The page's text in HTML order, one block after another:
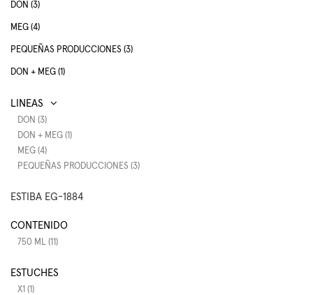
DON (3)
MEG (4)
PEQUEÑAS PRODUCCIONES (3)
DON + MEG (1)
DON (3)
DON + MEG (1)
MEG (4)
PEQUEÑAS PRODUCCIONES (3)
ESTIBA EG-1884
CONTENIDO
750 ML (11)
ESTUCHES
X1 (1)